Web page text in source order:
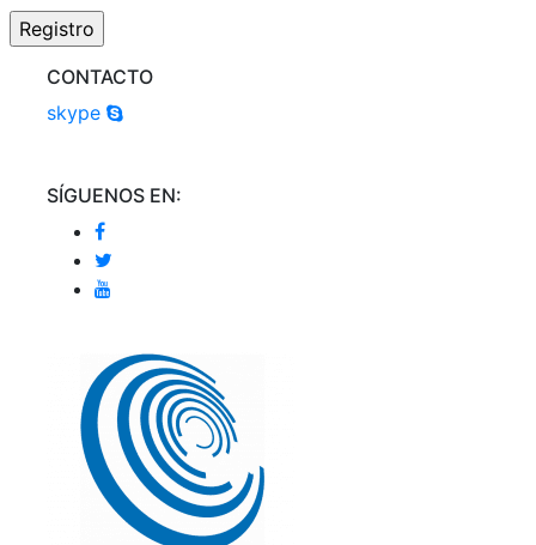
CONTACTO
skype
SÍGUENOS EN: